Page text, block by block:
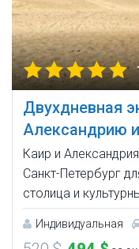
Двухдневная
Александрию
Каир и
Санкт-Петербург
столица и
Индивидуальная